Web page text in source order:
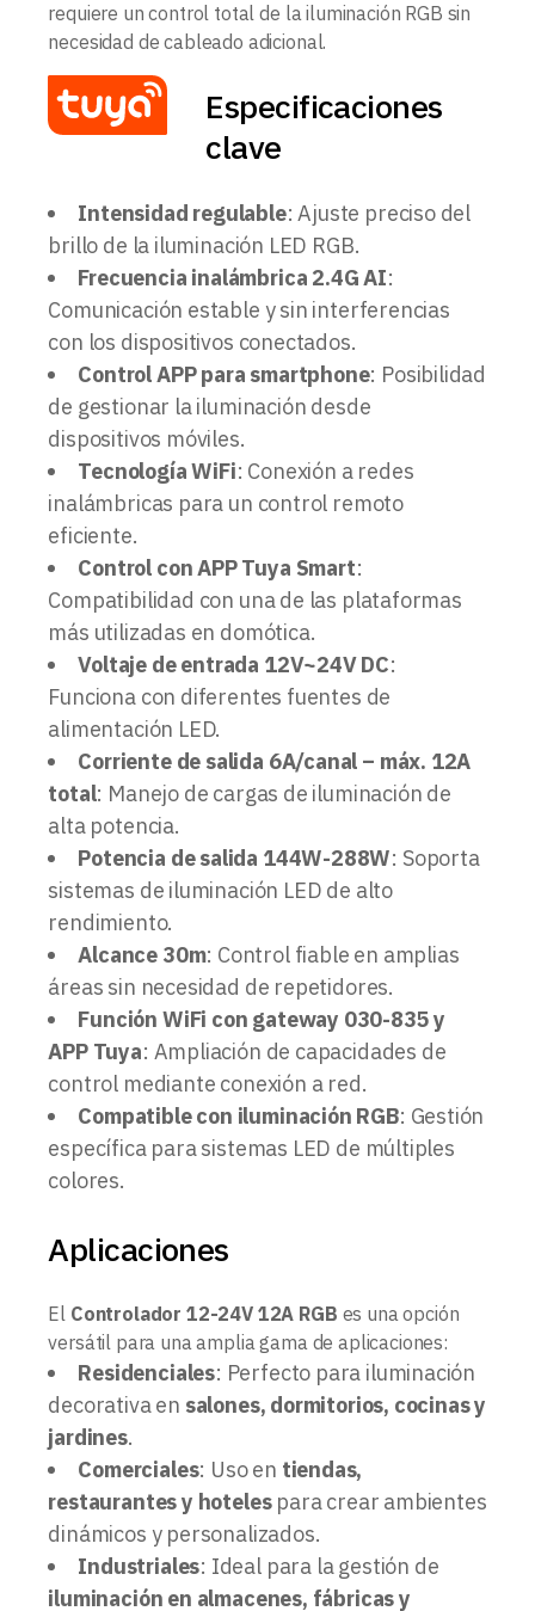
requiere un control total de la iluminación RGB sin
necesidad de cableado adicional.
Especificaciones
clave
Intensidad regulable: Ajuste preciso del
brillo de la iluminación LED RGB.
Frecuencia inalámbrica 2.4G AI:
Comunicación estable y sin interferencias
con los dispositivos conectados.
Control APP para smartphone: Posibilidad
de gestionar la iluminación desde
dispositivos móviles.
Tecnología WiFi: Conexión a redes
inalámbricas para un control remoto
eficiente.
Control con APP Tuya Smart:
Compatibilidad con una de las plataformas
más utilizadas en domótica.
Voltaje de entrada 12V~24V DC:
Funciona con diferentes fuentes de
alimentación LED.
Corriente de salida 6A/canal – máx. 12A
total: Manejo de cargas de iluminación de
alta potencia.
Potencia de salida 144W-288W: Soporta
sistemas de iluminación LED de alto
rendimiento.
Alcance 30m: Control fiable en amplias
áreas sin necesidad de repetidores.
Función WiFi con gateway 030-835 y
APP Tuya: Ampliación de capacidades de
control mediante conexión a red.
Compatible con iluminación RGB: Gestión
específica para sistemas LED de múltiples
colores.
Aplicaciones
El Controlador 12-24V 12A RGB es una opción
versátil para una amplia gama de aplicaciones:
Residenciales: Perfecto para iluminación
decorativa en salones, dormitorios, cocinas y
jardines.
Comerciales: Uso en tiendas,
restaurantes y hotelespara crear ambientes
dinámicos y personalizados.
Industriales: Ideal para la gestión de
iluminación en almacenes, fábricas y